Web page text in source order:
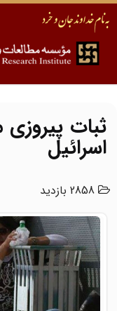
ثبات
اسرائیل
2858 بازدید